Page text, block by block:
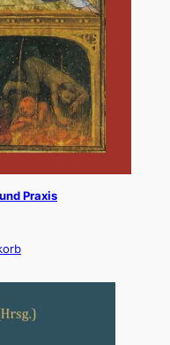
Praxis